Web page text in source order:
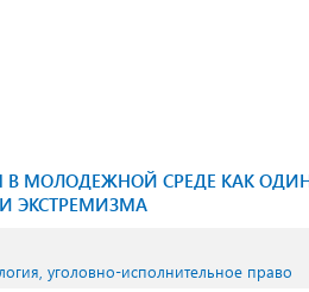
В МОЛОДЕЖНОЙ СРЕДЕ КАК
ЭКСТРЕМИЗМА
уголовно-исполнительное право